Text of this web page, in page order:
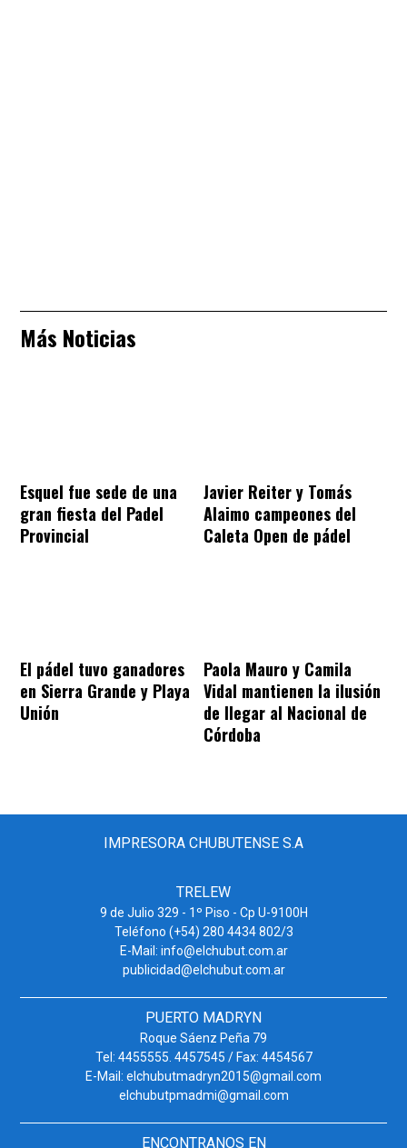
Más Noticias
Esquel fue sede de una
gran fiesta del Padel
Provincial
Javier Reiter y Tomás
Alaimo campeones del
Caleta Open de pádel
El pádel tuvo ganadores
en Sierra Grande y Playa
Unión
Paola Mauro y Camila
Vidal mantienen la ilusión
de llegar al Nacional de
Córdoba
IMPRESORA CHUBUTENSE S.A
TRELEW
9 de Julio 329 - 1º Piso - Cp U-9100H
Teléfono (+54) 280 4434 802/3
E-Mail: info@elchubut.com.ar
publicidad@elchubut.com.ar
PUERTO MADRYN
Roque Sáenz Peña 79
Tel: 4455555. 4457545 / Fax: 4454567
E-Mail: elchubutmadryn2015@gmail.com
elchubutpmadmi@gmail.com
ENCONTRANOS EN